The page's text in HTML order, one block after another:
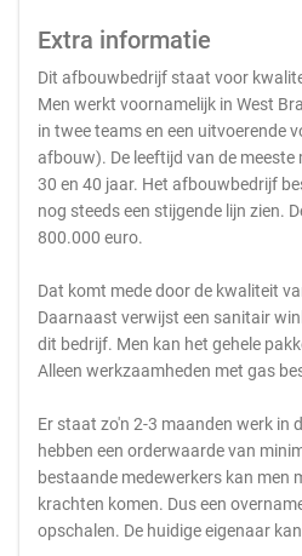
Extra informatie
Dit afbouwbedrijf staat voor
Men werkt voornamelijk in West
in twee teams en een uitvoerende
afbouw). De leeftijd van de
30 en 40 jaar. Het afbouwbedrijf
nog steeds een stijgende lijn zien.
800.000 euro.
Dat komt mede door de kwaliteit
Daarnaast verwijst een sanitair
dit bedrijf. Men kan het gehele
Alleen werkzaamheden met gas
Er staat zo'n 2-3 maanden werk in
hebben een orderwaarde van
bestaande medewerkers kan men
krachten komen. Dus een
opschalen. De huidige eigenaar